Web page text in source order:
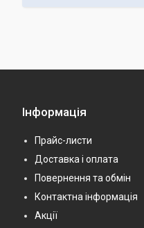
Інформація
Прайс-листи
Доставка і оплата
Повернення та обмін
Контактна інформація
Акції